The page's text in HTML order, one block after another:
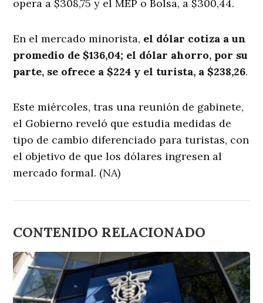
opera a $308,75 y el MEP o Bolsa, a $300,44.
En el mercado minorista, el dólar cotiza a un
promedio de $136,04; el dólar ahorro, por su
parte, se ofrece a $224 y el turista, a $238,26.
Este miércoles, tras una reunión de gabinete,
el Gobierno reveló que estudia medidas de
tipo de cambio diferenciado para turistas, con
el objetivo de que los dólares ingresen al
mercado formal. (NA)
CONTENIDO RELACIONADO